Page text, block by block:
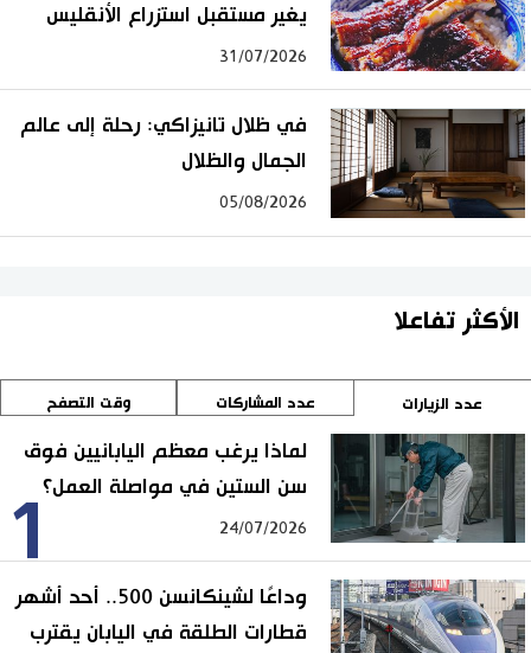
يغير مستقبل استزراع الأنقليس
31/07/2026
في ظلال تانيزاكي: رحلة إلى عالم
الجمال والظلال
05/08/2026
الأكثر تفاعلا
عدد الزيارات عدد المشاركات وقت التصفح
1
لماذا يرغب معظم اليابانيين فوق
سن الستين في مواصلة العمل؟
24/07/2026
وداعًا لشينكانسن 500.. أحد أشهر
قطارات الطلقة في اليابان يقترب